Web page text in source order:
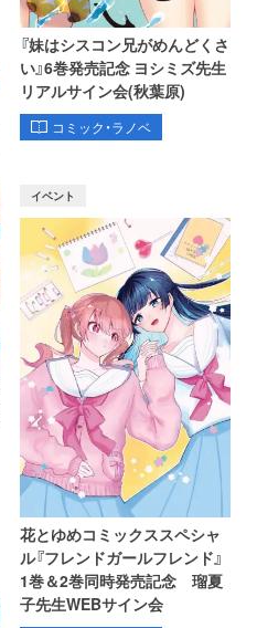
『妹はシスコン兄がめんどくさ
い』6巻発売記念 ヨシミズ先生
リアルサイン会(秋葉原)
コミック・ラノベ
イベント
花とゆめコミックススペシャ
ル『フレンドガールフレンド』
1巻＆2巻同時発売記念 瑠夏
子先生WEBサイン会